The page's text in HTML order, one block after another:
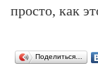
просто, как
Поделиться…